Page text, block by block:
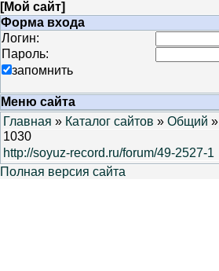
[Мой сайт]
Форма входа
Логин:
Пароль:
запомнить
Меню сайта
Главная » Каталог сайтов » Общий »
1030
http://soyuz-record.ru/forum/49-2527-1
Полная версия сайта